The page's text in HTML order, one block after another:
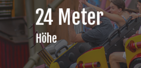
24 Meter
Höhe